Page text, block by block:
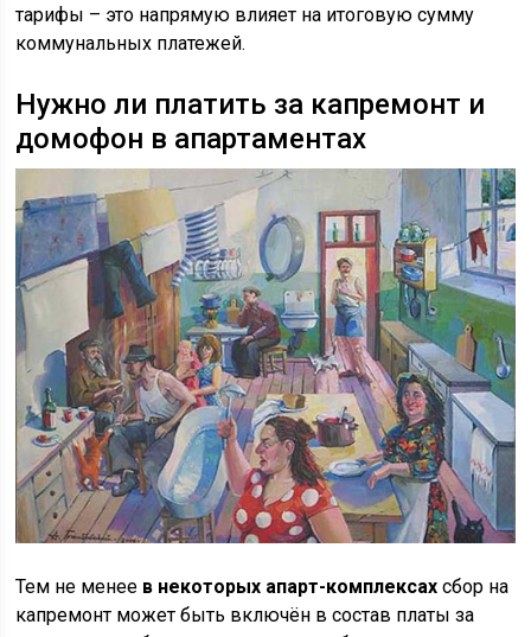
тарифы – это напрямую влияет на итоговую сумму
коммунальных платежей.
Нужно ли платить за капремонт и
домофон в апартаментах
Тем не менее в некоторых апарт-комплексах сбор на
капремонт может быть включён в состав платы за